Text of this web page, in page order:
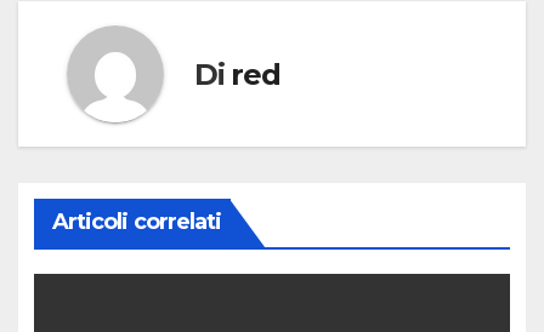
Di red
Articoli correlati